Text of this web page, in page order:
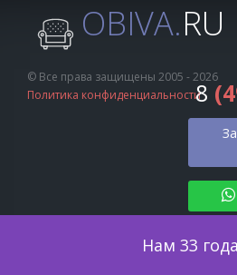
Нам 33
OBIVA.RU
© Все права защищены 2005 - 2026
Политика конфиденциальности8